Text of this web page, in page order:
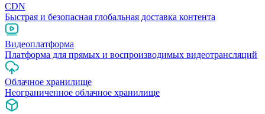
CDN
Быстрая и безопасная глобальная доставка контента
Видеоплатформа
Платформа для прямых и воспроизводимых видеотрансляций
Облачное хранилище
Неограниченное облачное хранилище